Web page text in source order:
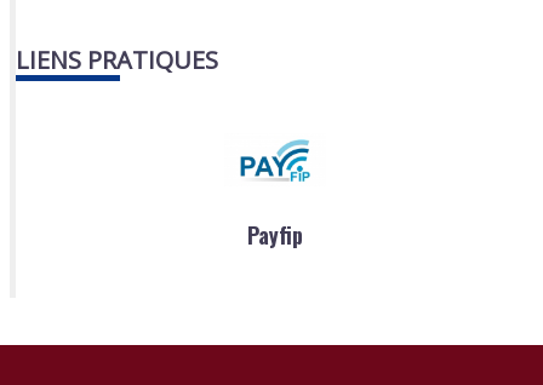
LIENS PRATIQUES
Payfip